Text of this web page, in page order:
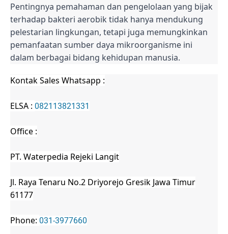
Pentingnya pemahaman dan pengelolaan yang bijak
terhadap bakteri aerobik tidak hanya mendukung
pelestarian lingkungan, tetapi juga memungkinkan
pemanfaatan sumber daya mikroorganisme ini
dalam berbagai bidang kehidupan manusia.
Kontak Sales Whatsapp :
ELSA : 082113821331
Office :
PT. Waterpedia Rejeki Langit
Jl. Raya Tenaru No.2 Driyorejo Gresik Jawa Timur
61177
Phone: 031-3977660